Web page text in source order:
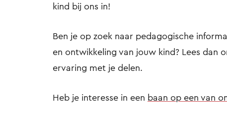
kind bij ons in!
Ben je op zoek naar pedagogische
en ontwikkeling van jouw kind? Lees dan
ervaring met je delen.
Heb je interesse in een baan op een van